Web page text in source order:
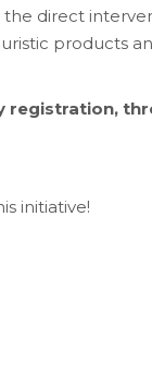
direct
products
registration,
initiative!